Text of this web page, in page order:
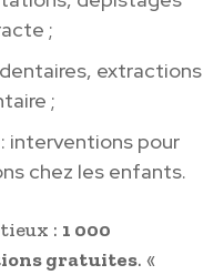
;
extractions
;
: interventions pour
chez les enfants.
: 1 000
gratuites. «